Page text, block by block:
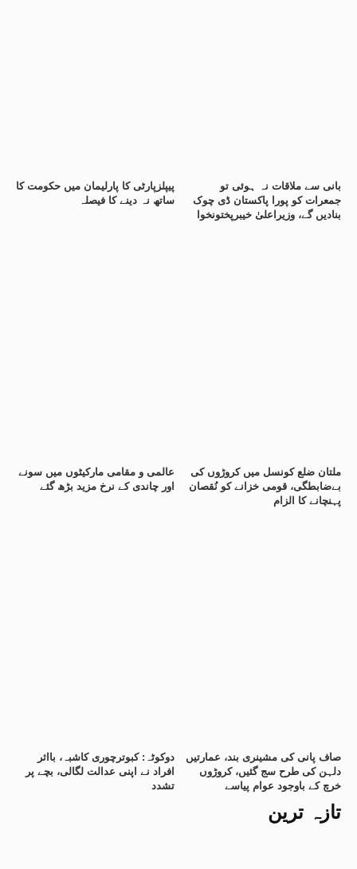
تازہ ترین
پیپلزپارٹی کا پارلیمان میں حکومت کا
ساتھ نہ دینے کا فیصلہ
بانی سے ملاقات نہ ہوئی تو
جمعرات کو پورا پاکستان ڈی چوک
بنادیں گے، وزیراعلیٰ خیبرپختونخوا
عالمی و مقامی مارکیٹوں میں سونے
اور چاندی کے نرخ مزید بڑھ گئے
ملتان ضلع کونسل میں کروڑوں کی
بےضابطگی، قومی خزانے کو نُقصان
پہنچانے کا الزام
دوکوٹہ: کبوترچوری کاشبہ، بااثر
افراد نے اپنی عدالت لگالی، بچے پر
تشدد
صاف پانی کی مشینری بند، عمارتیں
دلہن کی طرح سج گئیں، کروڑوں
خرچ کے باوجود عوام پیاسے